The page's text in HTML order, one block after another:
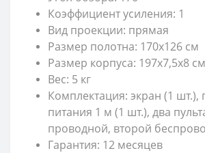
Коэффициент усиления: 1
Вид проекции: прямая
Размер полотна: 170х126 см
Размер корпуса: 197х7,5х8 см
Вес: 5 кг
Комплектация: экран (1 шт.),
питания 1 м (1 шт.), два
проводной, второй
Гарантия: 12 месяцев